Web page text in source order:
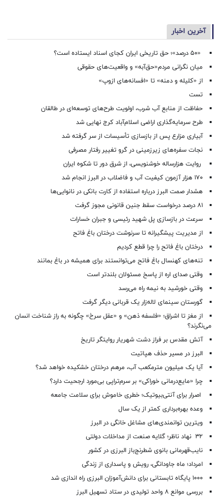
آخرین اخبار
«۵۰ درصد»؛ حق تاریخی ایران کجای اسناد ایستاده است؟
میان نگرانی مردم«حق‌آبه» و واقعیت‌های حقوقی
از «کلیله و دمنه» تا «افسانه‌های ازوپ»
تست
حفاظت از منابع آب شرب، اولویت طرح‌های توسعه‌ای در طالقان
طرح سرمایه‌گذاری اراضی اسلام‌آباد کرج نهایی شد
آبیاری مزارع پس از بازسازی تأسیسات از سر گرفته شد
نجات سفره‌های زیرزمینی در گرو تغییر رفتار مصرفی
روایت هزارساله خوشنویسی، از شرق دور تا شکوه ایران
۱۷۰ هزار آزمون کیفیت آب و فاضلاب در البرز انجام شد
هشدار صمت البرز درباره استفاده از کارت بانکی در نانوایی‌ها
۸۱ درصد درخواست‌ سقط جنین قانونی مجوز گرفت
سرعت در بازسازی پل شهید رئیسی و جبران خسارات
از مدیریت پیشگیرانه تا سرنوشت درختان باغ فاتح
درختان باغ فاتح را چرا قطع کردیم
تنه‌های کهنسال باغ فاتح می‌توانستند برای همیشه در باغ بمانند
وقتی صدای اره از پاسخ مسئولان بلندتر است
وقتی خورشید به نیمه راه می‌رسد
گورستان سینمای لاله‌زار یک قربانی دیگر گرفت
از مغز تا اشراق؛ «فلسفه ذهن» و «عقل سرخ» چگونه به راز شناخت انسان
می‌نگرند؟
آتش مقدس بر فراز دشت شهریار روایتگر تاریخ
البرز در مسیر حذف هپاتیت
آیا یک میلیون مترمکعب آب، مرهم درختان خشکیده خواهد شد؟
چرا «مایع‌درمانی خوراکی» بر سرم‌تراپی بی‌مورد ارجحیت دارد؟
اصرار برای آنتی‌بیوتیک؛ خطری خاموش برای سلامت جامعه
وعده بهره‌برداری کمتر از یک سال
ویترین توانمندی‌های مشاغل خانگی در البرز
۳۲ نهاد ناظر؛ گلایه صنعت از مداخلات دولتی
نایب‌قهرمانی بانوی شطرنج‌باز البرزی در کشور
امرداد؛ ماه جاودانگی، رویش و پاسداری از زندگی
۱۰۰۰ پایگاه تابستانی برای دانش‌آموزان البرزی راه اندازی شد
بررسی موانع ۸ واحد تولیدی در ستاد تسهیل البرز